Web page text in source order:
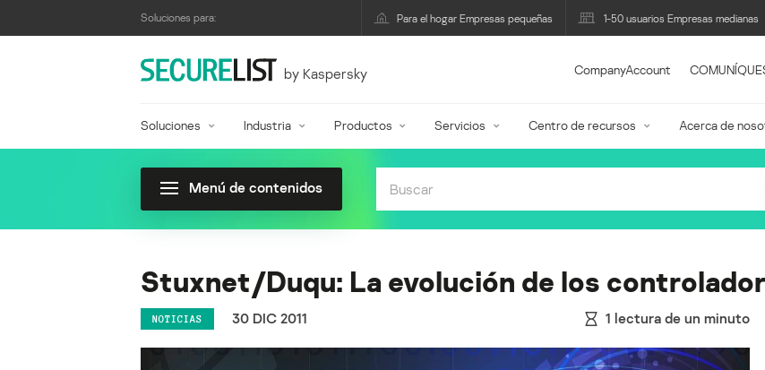
Soluciones para: Para el hogar Empresas pequeñas 1-50 usuarios Empresas medianas
by Kaspersky CompanyAccount
Soluciones Industria Productos Servicios Centro de recursos Acerca de
Menú de contenidos
Stuxnet/Duqu: La evolución de los
NOTICIAS 30 DIC 2011 1 lectura de un minuto